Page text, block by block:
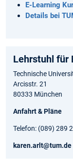
E-Learning
Details bei
Lehrstuhl für
Technische
Arcisstr. 21
80333 München
Anfahrt & Pläne
Telefon: (089) 289
karen.arlt@tum.de